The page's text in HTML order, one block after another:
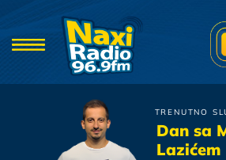
TRENUTNO
Dan sa
Lazićem